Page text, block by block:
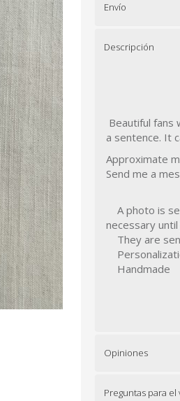
Envío
Descripción
Beautiful fans
a sentence. It
Approximate
Send me a
A photo is
necessary
They are
Handmade
Opiniones
Preguntas para